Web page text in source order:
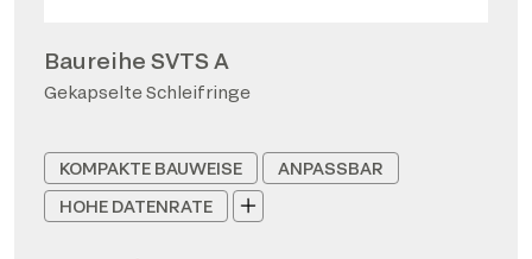
Baureihe SVTS A
Gekapselte Schleifringe
KOMPAKTE BAUWEISE
ANPASSBAR
HOHE DATENRATE